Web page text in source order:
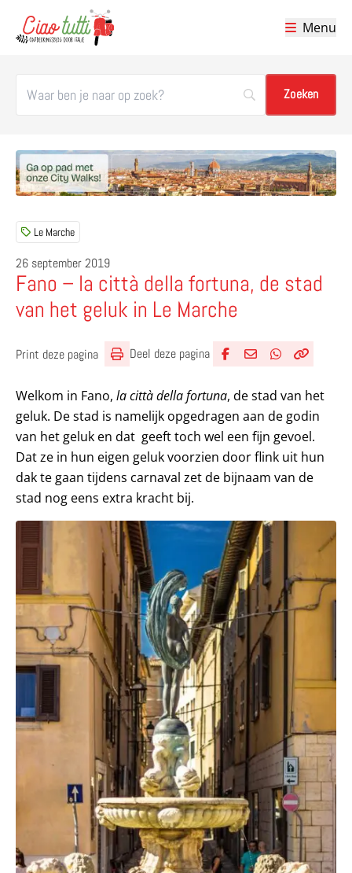
Menu
Le Marche
26 september 2019
Fano – la città della fortuna, de stad
van het geluk in Le Marche
Print deze pagina Deel deze pagina
Welkom in Fano, la città della fortuna, de stad van het
geluk. De stad is namelijk opgedragen aan de godin
van het geluk en dat geeft toch wel een fijn gevoel.
Dat ze in hun eigen geluk voorzien door flink uit hun
dak te gaan tijdens carnaval zet de bijnaam van de
stad nog eens extra kracht bij.